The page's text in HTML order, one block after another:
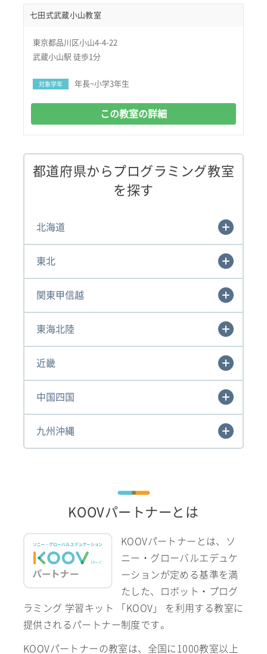
七田式武蔵小山教室
東京都品川区小山4-4-22
武蔵小山駅 徒歩1分
対象学年 年長~小学3年生
この教室の詳細
都道府県からプログラミング教室
を探す
北海道
東北
関東甲信越
東海北陸
近畿
中国四国
九州沖縄
KOOVパートナーとは
KOOVパートナーとは、ソ
ニー・グローバルエデュケ
ーションが定める基準を満
たした、ロボット・プログ
ラミング 学習キット 「KOOV」 を利用する教室に
提供されるパートナー制度です。
KOOVパートナーの教室は、全国に1000教室以上